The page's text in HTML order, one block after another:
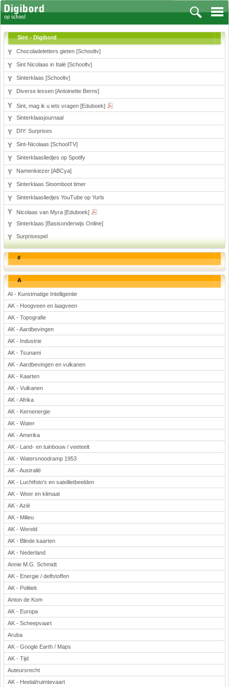
Vakken
Aardrijkskunde
Biologie
Engels
Frans, Duits, Chinees, Spaans
Geschiedenis
Handvaardigheid en Tekenen
Kunst en Cultuur
Levensbeschouwing
Lichamelijke opvoeding
Natuurkunde
Nederlands
Rekenen
Scheikunde
Sport
Techniek
Verkeer
Wiskunde
Onderwerpen
Apps en tablets
Collecties digibord
Digiborden / touchscreens
Digibordtools
Downloads basisonderwijs
Herfst
Kerstmis
Kinder-/Jeugdboeken
Lente
Onderbouw PO
Pasen
Voetbal
(Advertenties)
Sint - Digibord
Chocoladeletters gieten [Schooltv]
Sint Nicolaas in Italë [Schooltv]
Sinterklaas [Schooltv]
Diverse lessen [Antoinette Berns]
Sint, mag ik u iets vragen [Eduboek]
Sinterklaasjournaal
DIY: Surprises
Sint-Nicolaas [SchoolTV]
Sinterklaasliedjes op Spotify
Namenkiezer [ABCya]
Sinterklaas Stoomboot timer
Sinterklaasliedjes YouTube op Yurls
Nicolaas van Myra [Eduboek]
Sinterklaas [Basisonderwijs Online]
Surprisespel
#
A
AI - Kunstmatige Intelligentie
AK - Hoogveen en laagveen
AK - Topografie
AK - Aardbevingen
AK - Industrie
AK - Tsunami
AK - Aardbevingen en vulkanen
AK - Kaarten
AK - Vulkanen
AK - Afrika
AK - Kernenergie
AK - Water
AK - Amerika
AK - Land- en tuinbouw / veeteelt
AK - Watersnoodramp 1953
AK - Australië
AK - Luchtfoto's en satellietbeelden
AK - Weer en klimaat
AK - Azië
AK - Milieu
AK - Wereld
AK - Blinde kaarten
AK - Nederland
Annie M.G. Schmidt
AK - Energie / delfstoffen
AK - Politiek
Anton de Kom
AK - Europa
AK - Scheepvaart
Aruba
AK - Google Earth / Maps
AK - Tijd
Auteursrecht
AK - Heelal/ruimtevaart